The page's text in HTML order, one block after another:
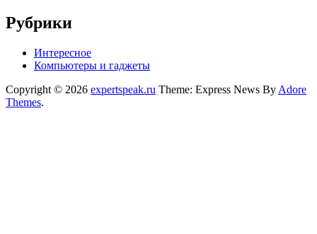
Рубрики
Интересное
Компьютеры и гаджеты
Copyright © 2026 expertspeak.ru Theme: Express News By Adore
Themes.